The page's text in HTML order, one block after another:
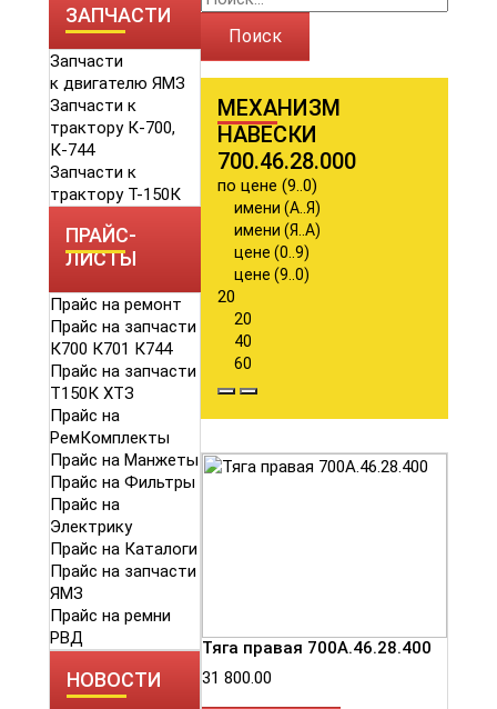
ЗАПЧАСТИ
Запчасти
к двигателю ЯМЗ
Запчасти к
трактору К-700,
К-744
Запчасти к
трактору Т-150К
ПРАЙС-
ЛИСТЫ
Прайс на ремонт
Прайс на запчасти
К700 К701 К744
Прайс на запчасти
Т150К ХТЗ
Прайс на
РемКомплекты
Прайс на Манжеты
Прайс на Фильтры
Прайс на
Электрику
Прайс на Каталоги
Прайс на запчасти
ЯМЗ
Прайс на ремни
РВД
НОВОСТИ
Поиск
МЕХАНИЗМ
НАВЕСКИ
700.46.28.000
по цене (9..0)
имени (А..Я)
имени (Я..А)
цене (0..9)
цене (9..0)
20
20
40
60
Тяга правая 700А.46.28.400
31 800.00